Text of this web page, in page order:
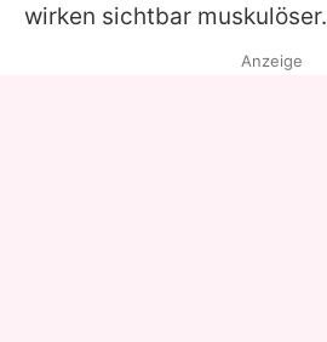
wirken sichtbar muskulöser.
Anzeige